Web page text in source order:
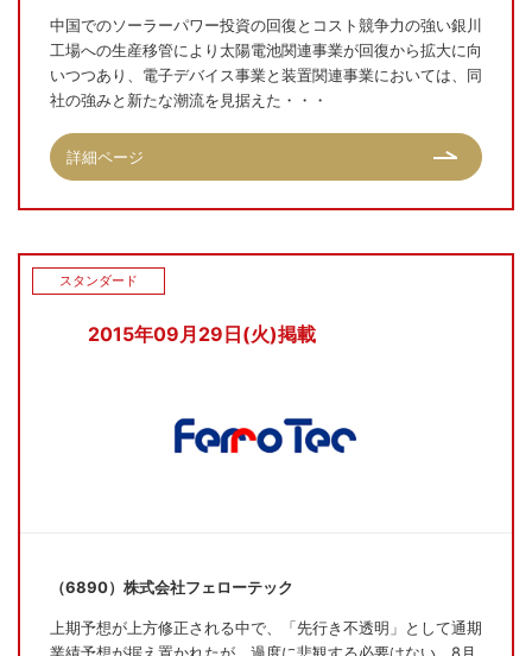
中国でのソーラーパワー投資の回復とコスト競争力の強い銀川
工場への生産移管により太陽電池関連事業が回復から拡大に向
いつつあり、電子デバイス事業と装置関連事業においては、同
社の強みと新たな潮流を見据えた・・・
詳細ページ
2015年09月29日(火)掲載
スタンダード
（6890）株式会社フェローテック
上期予想が上方修正される中で、「先行き不透明」として通期